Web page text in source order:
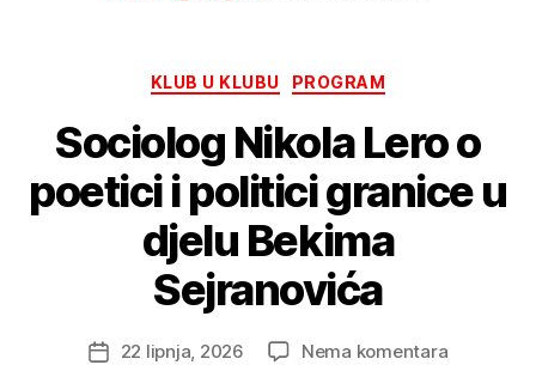
Kategorije
KLUB U KLUBU PROGRAM
Sociolog Nikola Lero o
poetici i politici granice u
djelu Bekima
Sejranovića
Datum
22 lipnja, 2026 Nema komentarana